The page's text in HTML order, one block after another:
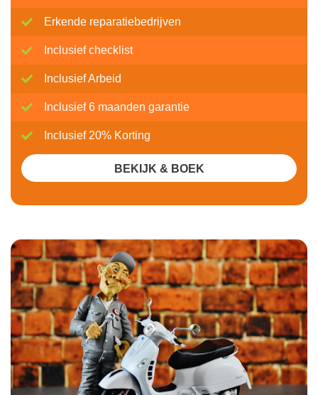
Erkende reparatiebedrijven
Inclusief checklist
Inclusief Arbeid
Inclusief 6 maanden garantie
Inclusief 20% Korting
BEKIJK & BOEK